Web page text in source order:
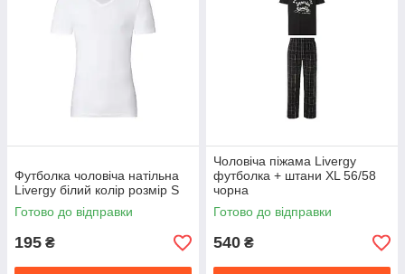
Футболка чоловіча натільна
Livergy білий колір розмір S
Готово до відправки
195 ₴
Чоловіча піжама Livergy
футболка + штани XL 56/58
чорна
Готово до відправки
540 ₴